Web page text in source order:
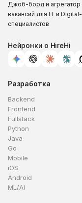
Джоб-борд и агрегатор
вакансий для IT и Digital-
специалистов
Нейронки о HireHi
Разработка
Backend
Frontend
Fullstack
Python
Java
Go
Mobile
iOS
Android
ML/AI